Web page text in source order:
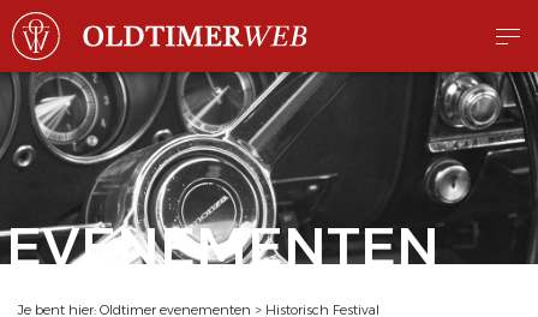
EVENEMENTEN
Je bent hier: Oldtimer evenementen > Historisch Festival